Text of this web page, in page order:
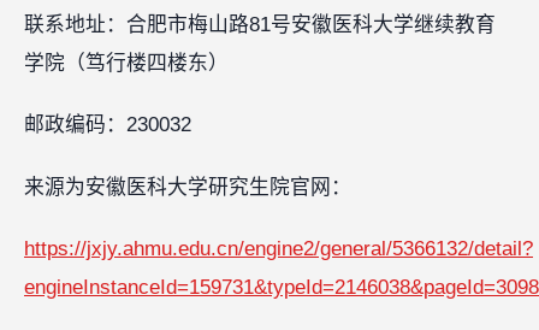
联系地址：合肥市梅山路81号安徽医科大学继续教育
学院（笃行楼四楼东）
邮政编码：230032
来源为安徽医科大学研究生院官网：
https://jxjy.ahmu.edu.cn/engine2/general/5366132/detail?